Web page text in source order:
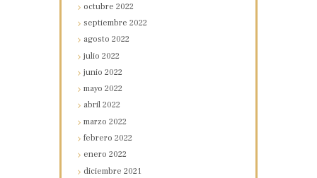
octubre2022
septiembre2022
agosto2022
julio2022
junio2022
mayo2022
abril2022
marzo2022
febrero2022
enero2022
diciembre2021